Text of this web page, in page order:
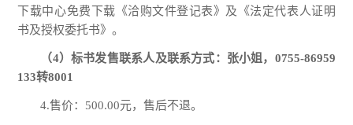
下载中心免费下载《洽购文件登记表》及《法定代表人证明
书及授权委托书》。
（4）标书发售联系人及联系方式：张小姐， 0755-86959
133转8001
4.售价： 500.00元，售后不退。